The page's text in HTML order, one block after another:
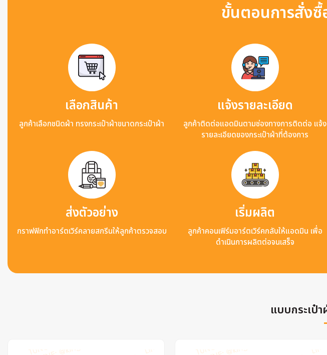
ขั้นตอนการสั่งซื้
เลือกสินค้า
ลูกค้าเลือกชนิดผ้า ทรงกระเป๋าผ้าขนาดกระเป๋าผ้า
แจ้งรายละเอียด
ลูกค้าติดต่อแอดมินตามช่องทางการติดต่อ แจ้ง
รายละเอียดของกระเป๋าผ้าที่ต้องการ
ส่งตัวอย่าง
กราฟฟิกทำอาร์ตเวิร์คลายสกรีนให้ลูกค้าตรวจสอบ
เริ่มผลิต
ลูกค้าคอนเฟิร์มอาร์ตเวิร์คกลับให้แอดมิน เพื่อ
ดำเนินการผลิตต่อจนเสร็จ
แบบกระเป๋